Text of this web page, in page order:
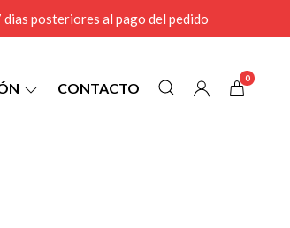
dias posteriores al pago del pedido
CONTACTO
0